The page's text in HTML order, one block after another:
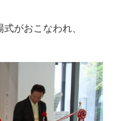
がおこなわれ、